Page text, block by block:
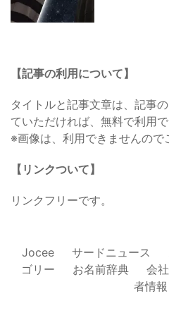
【記事の利用について】
タイトルと記事文章は、記事
ていただければ、無料で利用で
※画像は、利用できませんので
【リンクついて】
リンクフリーです。
Jocee サードニュース
ゴリー
お名前辞典 会
者情報